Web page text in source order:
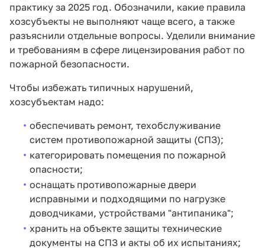
практику за 2025 год. Обозначили, какие правила
хозсубъекты не выполняют чаще всего, а также
разъяснили отдельные вопросы. Уделили внимание
и требованиям в сфере лицензирования работ по
пожарной безопасности.
Чтобы избежать типичных нарушений,
хозсубъектам надо:
обеспечивать ремонт, техобслуживание
систем противопожарной защиты (СПЗ);
категорировать помещения по пожарной
опасности;
оснащать противопожарные двери
исправными и подходящими по нагрузке
доводчиками, устройствами "антипаника";
хранить на объекте защиты технические
документы на СПЗ и акты об их испытаниях;